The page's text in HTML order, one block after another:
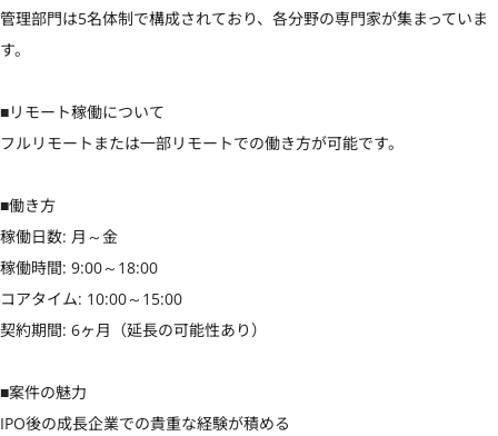
管理部門は5名体制で構成されており、各分野の専門家が集まっていま
す。
■リモート稼働について
フルリモートまたは一部リモートでの働き方が可能です。
■働き方
稼働日数: 月～金
稼働時間: 9:00～18:00
コアタイム: 10:00～15:00
契約期間: 6ヶ月（延長の可能性あり）
■案件の魅力
IPO後の成長企業での貴重な経験が積める